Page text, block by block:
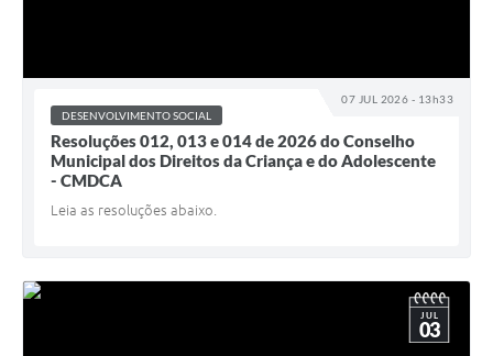
07 JUL 2026 - 13h33
DESENVOLVIMENTO SOCIAL
Resoluções 012, 013 e 014 de 2026 do Conselho
Municipal dos Direitos da Criança e do Adolescente
- CMDCA
Leia as resoluções abaixo.
JUL
03